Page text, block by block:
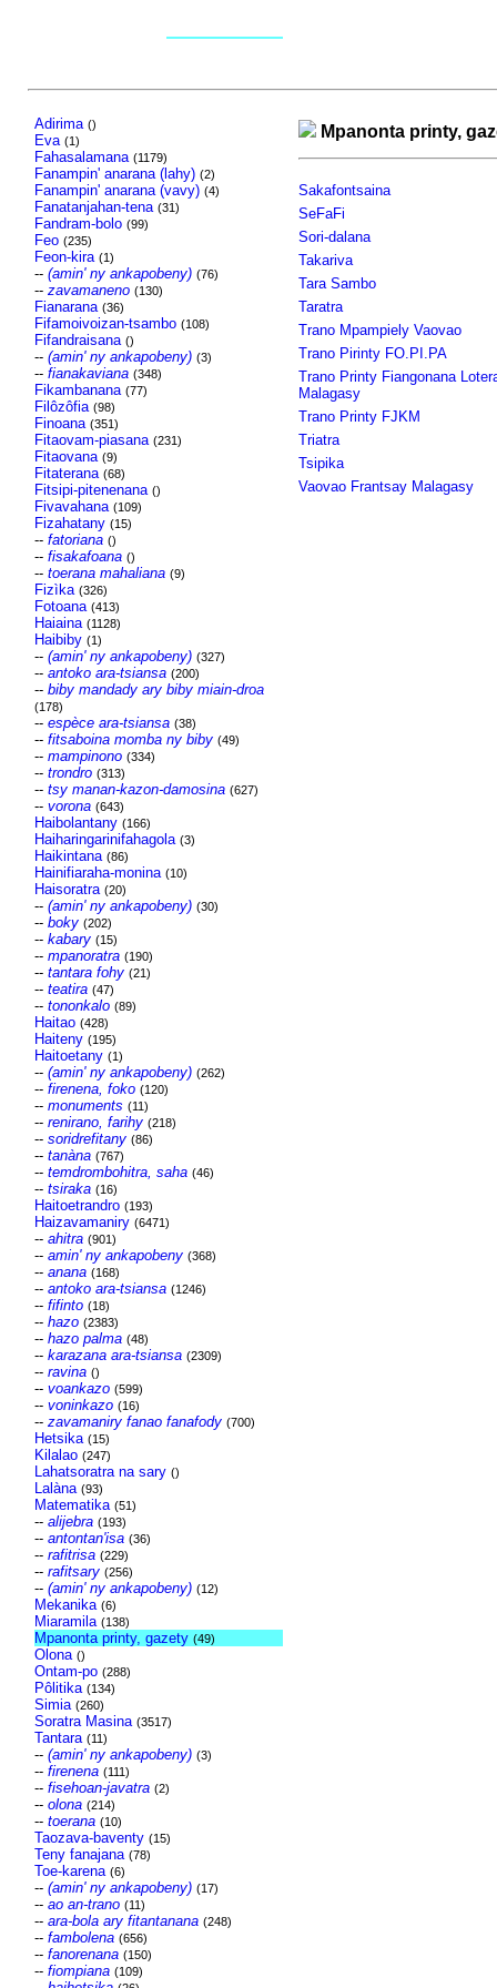
Adirima ()
Eva (1)
Fahasalamana (1179)
Fanampin' anarana (lahy) (2)
Fanampin' anarana (vavy) (4)
Fanatanjahan-tena (31)
Fandram-bolo (99)
Feo (235)
Feon-kira (1)
-- (amin' ny ankapobeny) (76)
-- zavamaneno (130)
Fianarana (36)
Fifamoivoizan-tsambo (108)
Fifandraisana ()
-- (amin' ny ankapobeny) (3)
-- fianakaviana (348)
Fikambanana (77)
Filôzôfia (98)
Finoana (351)
Fitaovam-piasana (231)
Fitaovana (9)
Fitaterana (68)
Fitsipi-pitenenana ()
Fivavahana (109)
Fizahatany (15)
-- fatoriana ()
-- fisakafoana ()
-- toerana mahaliana (9)
Fizìka (326)
Fotoana (413)
Haiaina (1128)
Haibiby (1)
-- (amin' ny ankapobeny) (327)
-- antoko ara-tsiansa (200)
-- biby mandady ary biby miain-droa
(178)
-- espèce ara-tsiansa (38)
-- fitsaboina momba ny biby (49)
-- mampinono (334)
-- trondro (313)
-- tsy manan-kazon-damosina (627)
-- vorona (643)
Haibolantany (166)
Haiharingarinifahagola (3)
Haikintana (86)
Hainifiaraha-monina (10)
Haisoratra (20)
-- (amin' ny ankapobeny) (30)
-- boky (202)
-- kabary (15)
-- mpanoratra (190)
-- tantara fohy (21)
-- teatira (47)
-- tononkalo (89)
Haitao (428)
Haiteny (195)
Haitoetany (1)
-- (amin' ny ankapobeny) (262)
-- firenena, foko (120)
-- monuments (11)
-- renirano, farihy (218)
-- soridrefitany (86)
-- tanàna (767)
-- temdrombohitra, saha (46)
-- tsiraka (16)
Haitoetrandro (193)
Haizavamaniry (6471)
-- ahitra (901)
-- amin' ny ankapobeny (368)
-- anana (168)
-- antoko ara-tsiansa (1246)
-- fifinto (18)
-- hazo (2383)
-- hazo palma (48)
-- karazana ara-tsiansa (2309)
-- ravina ()
-- voankazo (599)
-- voninkazo (16)
-- zavamaniry fanao fanafody (700)
Hetsika (15)
Kilalao (247)
Lahatsoratra na sary ()
Lalàna (93)
Matematika (51)
-- alijebra (193)
-- antontan'isa (36)
-- rafitrisa (229)
-- rafitsary (256)
-- (amin' ny ankapobeny) (12)
Mekanika (6)
Miaramila (138)
Mpanonta printy, gazety (49)
Olona ()
Ontam-po (288)
Pôlitika (134)
Simia (260)
Soratra Masina (3517)
Tantara (11)
-- (amin' ny ankapobeny) (3)
-- firenena (111)
-- fisehoan-javatra (2)
-- olona (214)
-- toerana (10)
Taozava-baventy (15)
Teny fanajana (78)
Toe-karena (6)
-- (amin' ny ankapobeny) (17)
-- ao an-trano (11)
-- ara-bola ary fitantanana (248)
-- fambolena (656)
-- fanorenana (150)
-- fiompiana (109)
Mpanonta printy,
Sakafontsaina
SeFaFi
Sori-dalana
Takariva
Tara Sambo
Taratra
Trano Mpampiely Vaovao
Trano Pirinty FO.PI.PA
Trano Printy Fiangonana
Malagasy
Trano Printy FJKM
Triatra
Tsipika
Vaovao Frantsay Malagasy